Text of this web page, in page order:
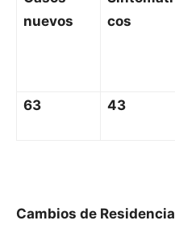
nuevos
cos
63 43
Cambios de Residencia